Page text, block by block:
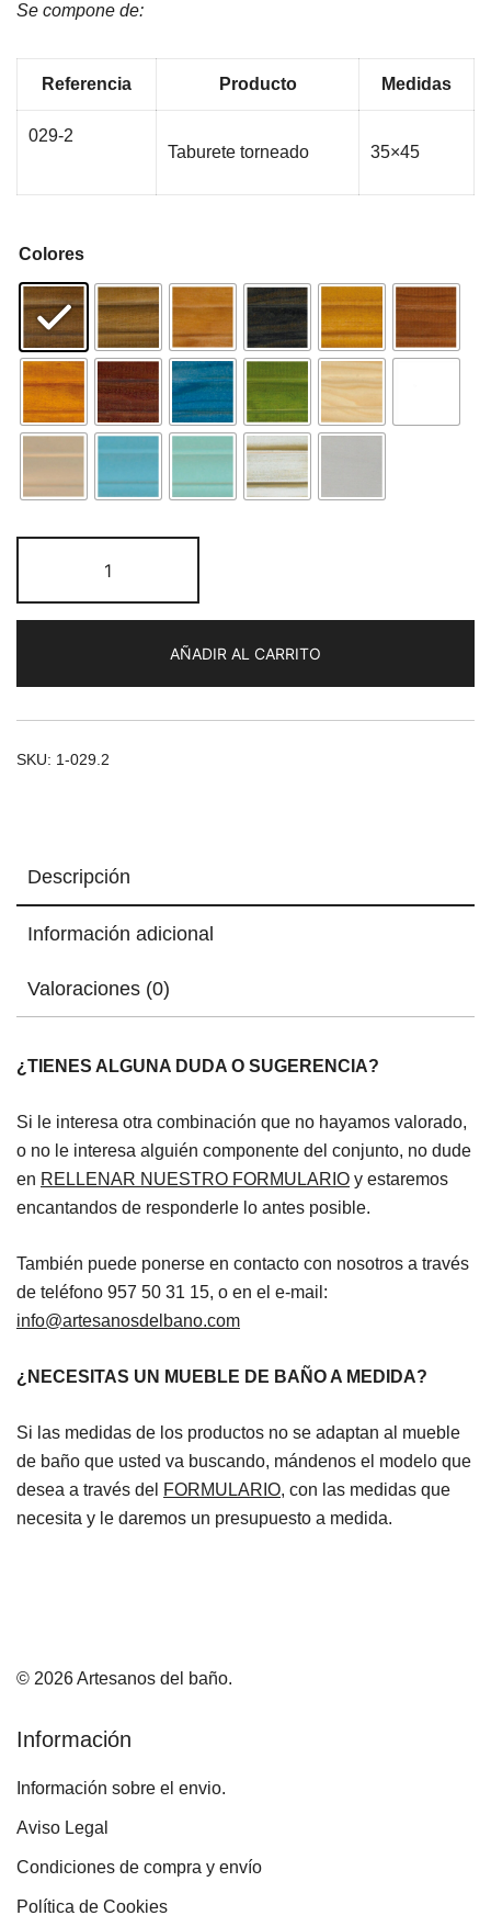
Se compone de:
Referencia Producto Medidas
029-2
Taburete torneado
35×45
Colores
torneado
Venus
cantidad
AÑADIR AL CARRITO
SKU: 1-029.2
Descripción
Información adicional
Valoraciones (0)
¿TIENES ALGUNA DUDA O SUGERENCIA?
Si le interesa otra combinación que no hayamos valorado,
o no le interesa alguién componente del conjunto, no dude
en RELLENAR NUESTRO FORMULARIO y estaremos
encantandos de responderle lo antes posible.
También puede ponerse en contacto con nosotros a través
de teléfono 957 50 31 15, o en el e-mail:
info@artesanosdelbano.com
¿NECESITAS UN MUEBLE DE BAÑO A MEDIDA?
Si las medidas de los productos no se adaptan al mueble
de baño que usted va buscando, mándenos el modelo que
desea a través del FORMULARIO, con las medidas que
necesita y le daremos un presupuesto a medida.
© 2026 Artesanos del baño.
Información
Información sobre el envio.
Aviso Legal
Condiciones de compra y envío
Política de Cookies